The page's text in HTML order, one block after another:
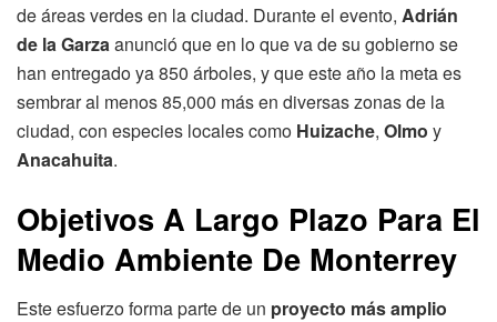
de áreas verdes en la ciudad. Durante el evento, Adrián
de la Garzaanunció que en lo que va de su gobierno se
han entregado ya 850 árboles, y que este año la meta es
sembrar al menos 85,000 más en diversas zonas de la
ciudad, con especies locales como Huizache, Olmo y
Anacahuita.
Objetivos A Largo Plazo Para El
Medio Ambiente De Monterrey
Este esfuerzo forma parte de un proyecto más amplio